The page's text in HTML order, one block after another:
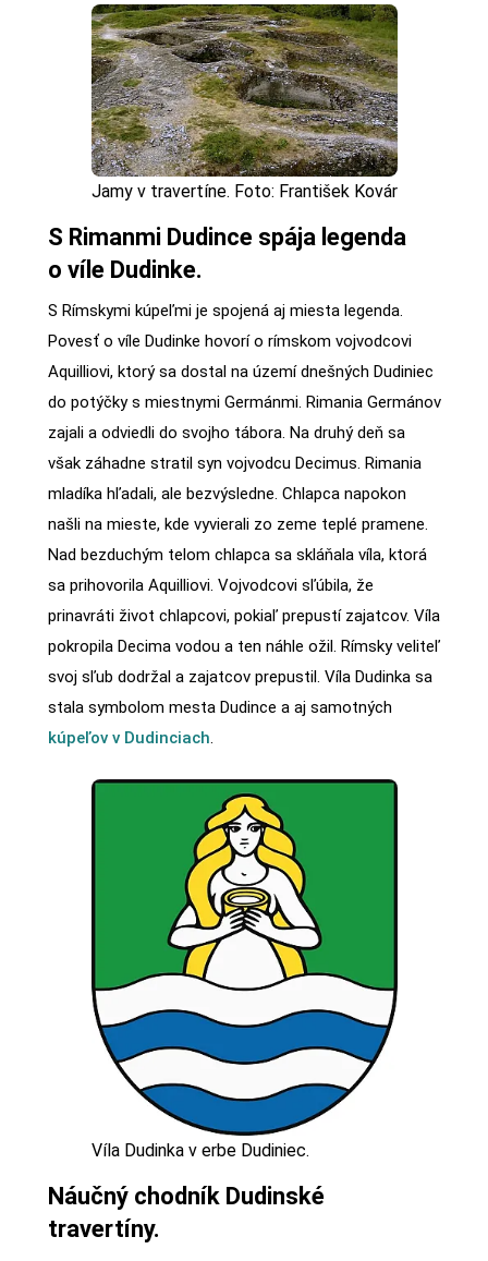
Jamy v travertíne. Foto: František Kovár
S Rimanmi Dudince spája legenda
o víle Dudinke.
S Rímskymi kúpeľmi je spojená aj miesta legenda.
Povesť o víle Dudinke hovorí o rímskom vojvodcovi
Aquilliovi, ktorý sa dostal na území dnešných Dudiniec
do potýčky s miestnymi Germánmi. Rimania Germánov
zajali a odviedli do svojho tábora. Na druhý deň sa
však záhadne stratil syn vojvodcu Decimus. Rimania
mladíka hľadali, ale bezvýsledne. Chlapca napokon
našli na mieste, kde vyvierali zo zeme teplé pramene.
Nad bezduchým telom chlapca sa skláňala víla, ktorá
sa prihovorila Aquilliovi. Vojvodcovi sľúbila, že
prinavráti život chlapcovi, pokiaľ prepustí zajatcov. Víla
pokropila Decima vodou a ten náhle ožil. Rímsky veliteľ
svoj sľub dodržal a zajatcov prepustil. Víla Dudinka sa
stala symbolom mesta Dudince a aj samotných
kúpeľov v Dudinciach.
Víla Dudinka v erbe Dudiniec.
Náučný chodník Dudinské
travertíny.